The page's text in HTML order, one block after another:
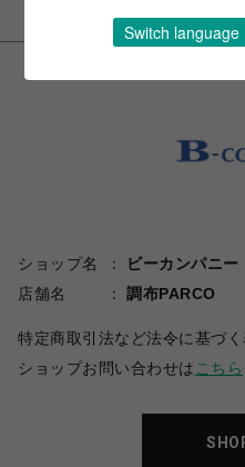
ショップ名
ビーカンパニー
店舗名
調布PARCO
特定商取引法など法令に基づ
ショップお問い合わせは こちら
Switch language